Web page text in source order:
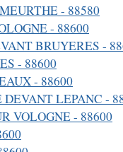
- 88580
- 88600
BRUYERES -
- 88600
- 88600
LEPANC -
VOLOGNE - 88600